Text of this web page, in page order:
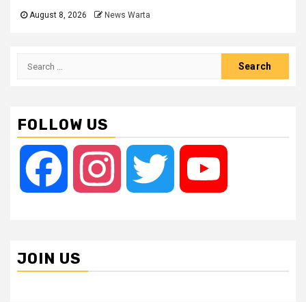
August 8, 2026 News Warta
Search
FOLLOW US
Facebook Instagram Twitter
JOIN US